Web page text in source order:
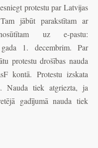
protestu par Latvijas
jābūt parakstītam ar
uz e-pastu:
1. decembrim. Par
protestu drošības nauda
kontā. Protestu izskata
Nauda tiek atgriezta, ja
gadījumā nauda tiek